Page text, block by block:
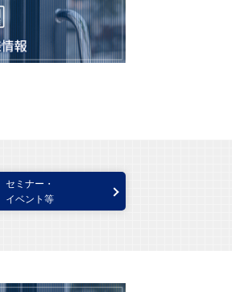
セミナー・
イベント等